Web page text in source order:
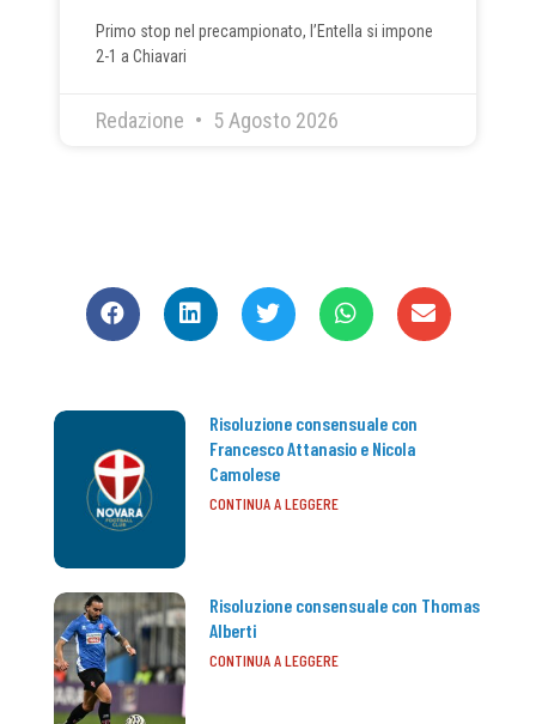
Primo stop nel precampionato, l’Entella si impone
2-1 a Chiavari
Redazione 5 Agosto 2026
Risoluzione consensuale con
Francesco Attanasio e Nicola
Camolese
CONTINUA A LEGGERE
Risoluzione consensuale con Thomas
Alberti
CONTINUA A LEGGERE